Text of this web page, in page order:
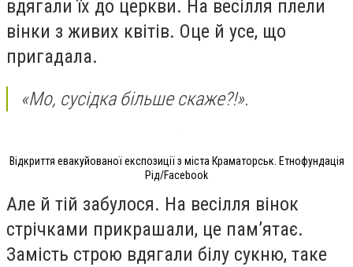
вдягали їх до церкви. На весілля плели
вінки з живих квітів. Оце й усе, що
пригадала.
«Мо, сусідка більше скаже?!».
Відкриття евакуйованої експозиції з міста Краматорськ. Етнофундація
Рід/Facebook
Але й тій забулося. На весілля вінок
стрічками прикрашали, це памʼятає.
Замість строю вдягали білу сукню, таке